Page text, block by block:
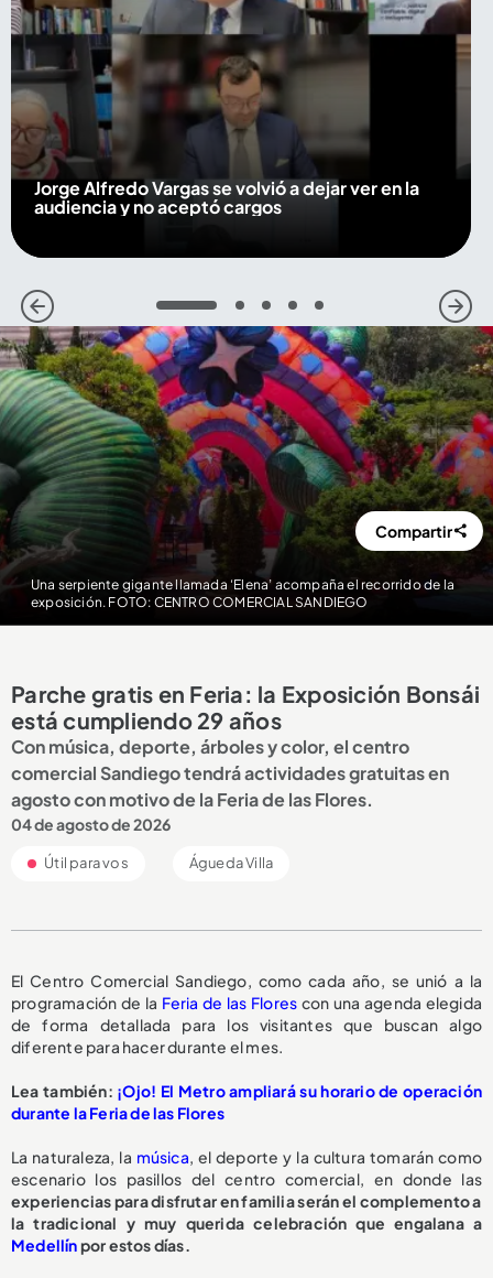
Jorge Alfredo Vargas se volvió a dejar ver en la
audiencia y no aceptó cargos
1 2 3 4 5
Una serpiente gigante llamada ‘Elena’ acompaña el recorrido de la
exposición. FOTO: CENTRO COMERCIAL SANDIEGO
Compartir
Parche gratis en Feria: la Exposición Bonsái
está cumpliendo 29 años
Con música, deporte, árboles y color, el centro
comercial Sandiego tendrá actividades gratuitas en
agosto con motivo de la Feria de las Flores.
04 de agosto de 2026
Útil para vos Águeda Villa
El Centro Comercial Sandiego, como cada año, se unió a la
programación de la Feria de las Flores con una agenda elegida
de forma detallada para los visitantes que buscan algo
diferente para hacer durante el mes.
Lea también: ¡Ojo! El Metro ampliará su horario de operación
durante la Feria de las Flores
La naturaleza, la música, el deporte y la cultura tomarán como
escenario los pasillos del centro comercial, en donde las
experiencias para disfrutar en familia serán el complemento a
la tradicional y muy querida celebración que engalana a
Medellínpor estos días.